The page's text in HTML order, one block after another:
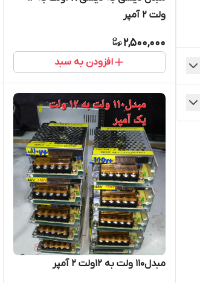
ولت ۲ آمپر
2,500,000
افزودن به سبد
مبدل۱۱۰ ولت به ۱۲ولت ۲ آمپر